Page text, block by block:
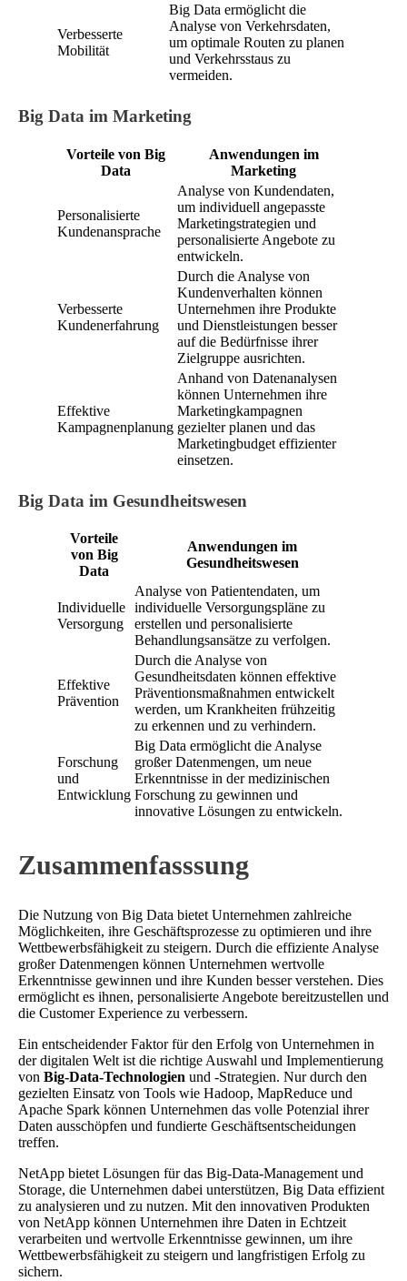
Verbesserte
Mobilität
Big Data ermöglicht die
Analyse von Verkehrsdaten,
um optimale Routen zu planen
und Verkehrsstaus zu
vermeiden.
Big Data im Marketing
Vorteile von Big
Data
Anwendungen im
Marketing
Personalisierte
Kundenansprache
Analyse von Kundendaten,
um individuell angepasste
Marketingstrategien und
personalisierte Angebote zu
entwickeln.
Verbesserte
Kundenerfahrung
Durch die Analyse von
Kundenverhalten können
Unternehmen ihre Produkte
und Dienstleistungen besser
auf die Bedürfnisse ihrer
Zielgruppe ausrichten.
Effektive
Kampagnenplanung
Anhand von Datenanalysen
können Unternehmen ihre
Marketingkampagnen
gezielter planen und das
Marketingbudget effizienter
einsetzen.
Big Data im Gesundheitswesen
Vorteile
von Big
Data
Anwendungen im
Gesundheitswesen
Individuelle
Versorgung
Analyse von Patientendaten, um
individuelle Versorgungspläne zu
erstellen und personalisierte
Behandlungsansätze zu verfolgen.
Effektive
Prävention
Durch die Analyse von
Gesundheitsdaten können effektive
Präventionsmaßnahmen entwickelt
werden, um Krankheiten frühzeitig
zu erkennen und zu verhindern.
Forschung
und
Entwicklung
Big Data ermöglicht die Analyse
großer Datenmengen, um neue
Erkenntnisse in der medizinischen
Forschung zu gewinnen und
innovative Lösungen zu entwickeln.
Zusammenfasssung
Die Nutzung von Big Data bietet Unternehmen zahlreiche
Möglichkeiten, ihre Geschäftsprozesse zu optimieren und ihre
Wettbewerbsfähigkeit zu steigern. Durch die effiziente Analyse
großer Datenmengen können Unternehmen wertvolle
Erkenntnisse gewinnen und ihre Kunden besser verstehen. Dies
ermöglicht es ihnen, personalisierte Angebote bereitzustellen und
die Customer Experience zu verbessern.
Ein entscheidender Faktor für den Erfolg von Unternehmen in
der digitalen Welt ist die richtige Auswahl und Implementierung
von Big-Data-Technologien und -Strategien. Nur durch den
gezielten Einsatz von Tools wie Hadoop, MapReduce und
Apache Spark können Unternehmen das volle Potenzial ihrer
Daten ausschöpfen und fundierte Geschäftsentscheidungen
treffen.
NetApp bietet Lösungen für das Big-Data-Management und
Storage, die Unternehmen dabei unterstützen, Big Data effizient
zu analysieren und zu nutzen. Mit den innovativen Produkten
von NetApp können Unternehmen ihre Daten in Echtzeit
verarbeiten und wertvolle Erkenntnisse gewinnen, um ihre
Wettbewerbsfähigkeit zu steigern und langfristigen Erfolg zu
sichern.